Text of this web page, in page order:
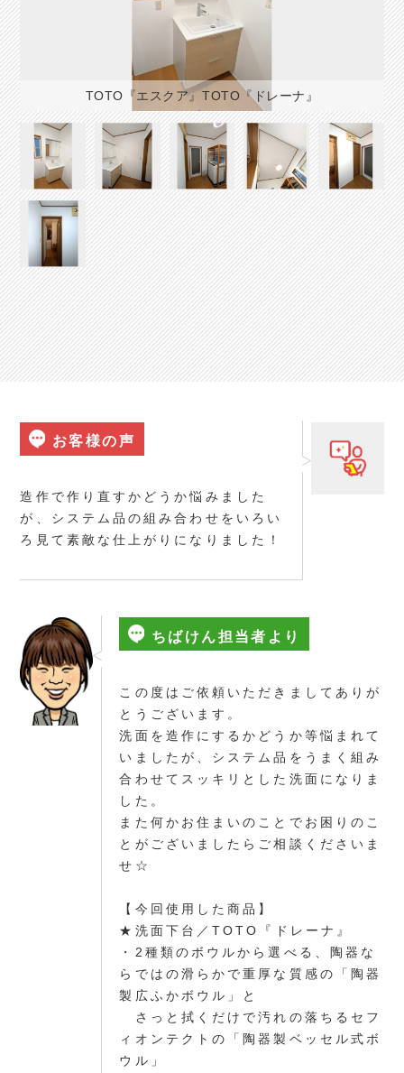
TOTO『エスクア』TOTO『ドレーナ』
お客様の声
造作で作り直すかどうか悩みました
が、システム品の組み合わせをいろい
ろ見て素敵な仕上がりになりました！
ちばけん担当者より
この度はご依頼いただきましてありが
とうございます。
洗面を造作にするかどうか等悩まれて
いましたが、システム品をうまく組み
合わせてスッキリとした洗面になりま
した。
また何かお住まいのことでお困りのこ
とがございましたらご相談くださいま
せ☆
【今回使用した商品】
★洗面下台／TOTO『ドレーナ』
・2種類のボウルから選べる、陶器な
らではの滑らかで重厚な質感の「陶器
製広ふかボウル」と
さっと拭くだけで汚れの落ちるセフ
ィオンテクトの「陶器製ベッセル式ボ
ウル」